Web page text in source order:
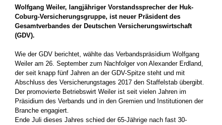
Wolfgang Weiler, langjähriger Vorstandssprecher der Huk-
Coburg-Versicherungsgruppe, ist neuer Präsident des
Gesamtverbandes der Deutschen Versicherungswirtschaft
(GDV).
Wie der GDV berichtet, wählte das Verbandspräsidium Wolfgang
Weiler am 26. September zum Nachfolger von Alexander Erdland,
der seit knapp fünf Jahren an der GDV-Spitze steht und mit
Abschluss des Versicherungstages 2017 den Staffelstab übergibt.
Der promovierte Betriebswirt Weiler ist seit vielen Jahren im
Präsidium des Verbands und in den Gremien und Institutionen der
Branche engagiert.
Ende Juli dieses Jahres schied der 65-Jährige nach fast 30-